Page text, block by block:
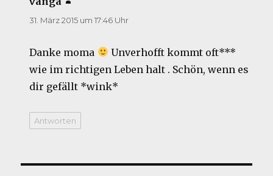
31. März 2015 um 17:46 Uhr
Danke moma
Unverhofft kommt oft***
wie im richtigen Leben halt . Schön, wenn es
dir gefällt *wink*
Antworten